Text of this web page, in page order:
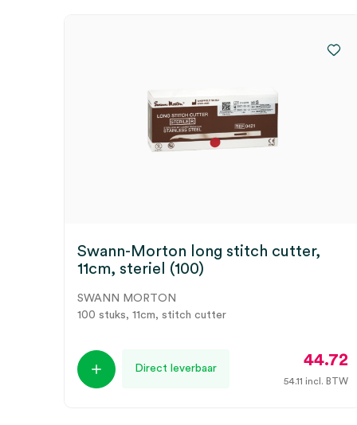
Swann-Morton long stitch cutter,
11cm, steriel (100)
SWANN MORTON
100 stuks, 11cm, stitch cutter
Direct leverbaar 44.72
54.11 incl. BTW